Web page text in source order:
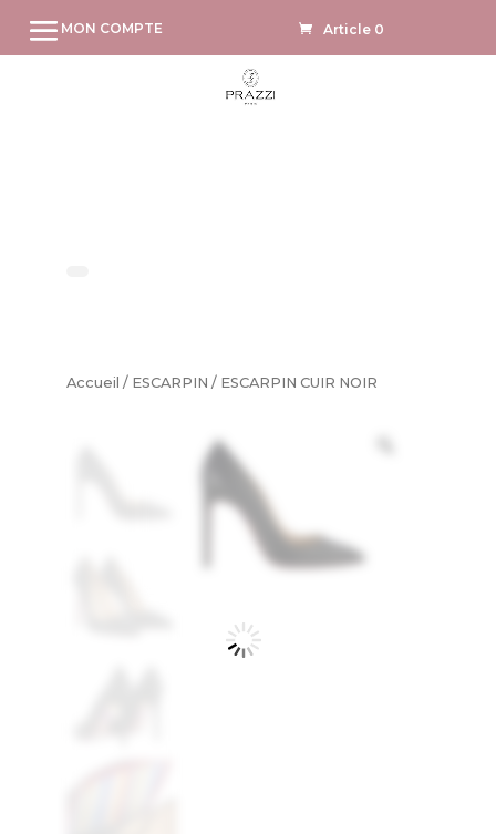
MON COMPTE Article 0
Accueil / ESCARPIN / ESCARPIN CUIR NOIR